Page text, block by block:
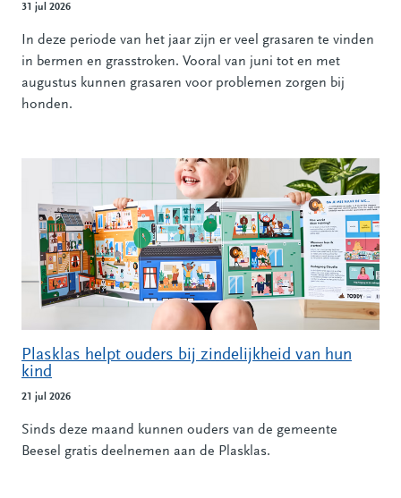
31 jul 2026
In deze periode van het jaar zijn er veel grasaren te vinden
in bermen en grasstroken. Vooral van juni tot en met
augustus kunnen grasaren voor problemen zorgen bij
honden.
Plasklas helpt ouders bij zindelijkheid van hun
kind
21 jul 2026
Sinds deze maand kunnen ouders van de gemeente
Beesel gratis deelnemen aan de Plasklas.